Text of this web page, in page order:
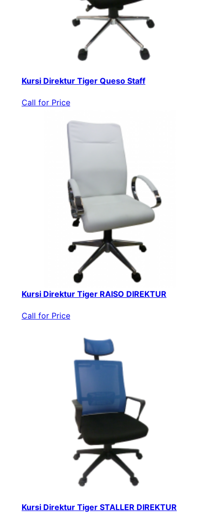
Kursi Direktur Tiger Queso Staff
Call for Price
Kursi Direktur Tiger RAISO DIREKTUR
Call for Price
Kursi Direktur Tiger STALLER DIREKTUR